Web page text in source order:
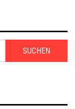
SUCHEN